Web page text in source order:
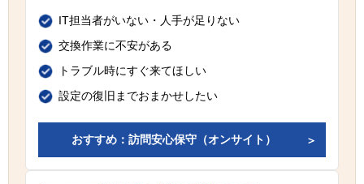
IT担当者がいない・人手が足りない
交換作業に不安がある
トラブル時にすぐ来てほしい
設定の復旧までおまかせしたい
おすすめ：訪問安心保守（オンサイト）